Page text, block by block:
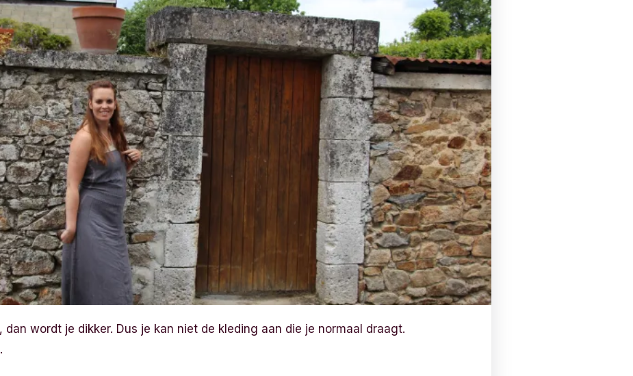
dan wordt je dikker. Dus je kan niet de kleding aan die je normaal draagt.